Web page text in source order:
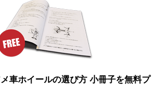
メ車ホイールの選び方 小冊子を無料プ